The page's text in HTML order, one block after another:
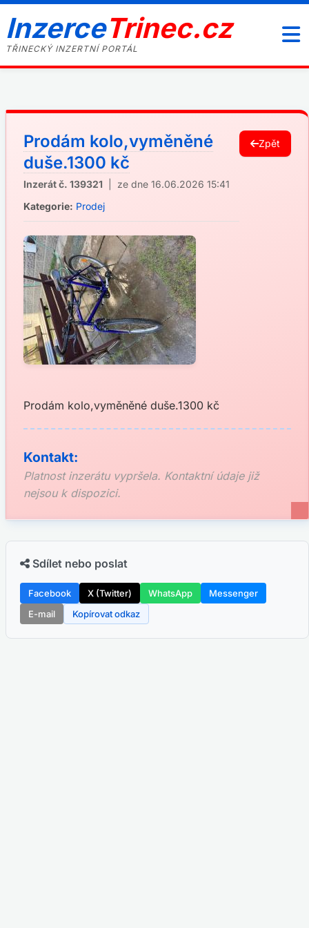
InzerceTrinec.cz
TŘINECKÝ INZERTNÍ PORTÁL
Prodám kolo,vyměněné
duše.1300 kč
Inzerát č. 139321 | ze dne 16.06.2026 15:41
Kategorie: Prodej
Zpět
Prodám kolo,vyměněné duše.1300 kč
Kontakt:
Platnost inzerátu vypršela. Kontaktní údaje již
nejsou k dispozici.
Sdílet nebo poslat
Facebook X (Twitter) WhatsApp
Messenger
E-mail
Kopírovat odkaz